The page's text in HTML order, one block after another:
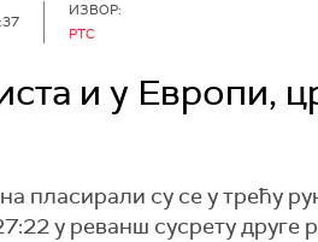
ИЗВОР:
РТС
и у Европи,
пласирали су се у трећу
у реванш сусрету друге